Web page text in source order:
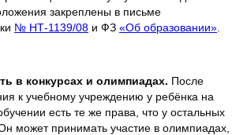
закреплены в письме
№ НТ-1139/08 и ФЗ «Об образовании»
в конкурсах и олимпиадах. После
к учебному учреждению у ребёнка на
есть те же права, что у остальных
может принимать участие в олимпиадах,